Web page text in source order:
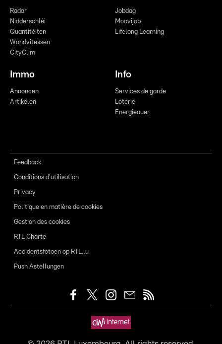
Radar
Nidderschléi
Quantitéiten
Wandvitessen
CityClim
Jobdag
Moovijob
Lifelong Learning
Immo
Annoncen
Artikelen
Info
Services de garde
Loterie
Energieauer
Feedback
Conditions d'utilisation
Privacy
Politique en matière de cookies
Gestion des cookies
RTL Charte
Accidentsfotoen op RTL.lu
Push Astellungen